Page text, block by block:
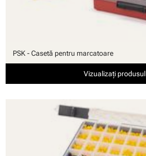
PSK - Casetă pentru marcatoare
Vizualizați produsul